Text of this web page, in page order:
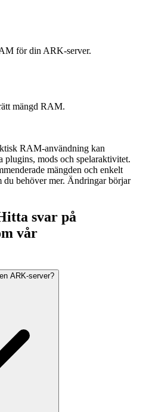
för din ARK-server.
mängd RAM.
RAM-användning kan
plugins, mods och spelaraktivitet.
mängden och enkelt
du behöver mer. Ändringar börjar
svar på
vår
ARK-server?